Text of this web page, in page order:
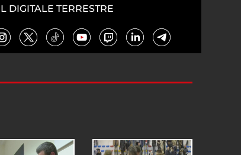
DIGITALE TERRESTRE